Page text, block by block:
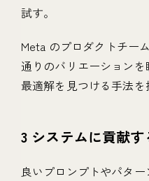
試す。
Meta のプロダクトチー
通りのバリエーション
最適解を見つける手法を
3 システムに貢献す
良いプロンプトやパタ